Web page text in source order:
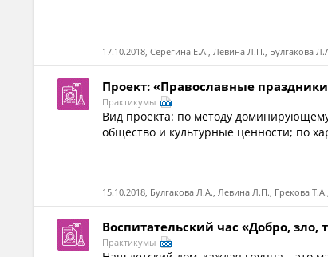
17.10.2018, Серегина Е.А., Левина Л.П., Булгакова
Проект: «Православные
Практикумы
Вид проекта: по методу
общество и культурные ценности; по
15.10.2018, Булгакова Л.А., Левина Л.П., Грекова
Воспитательский час «Добро, зло,
Практикумы